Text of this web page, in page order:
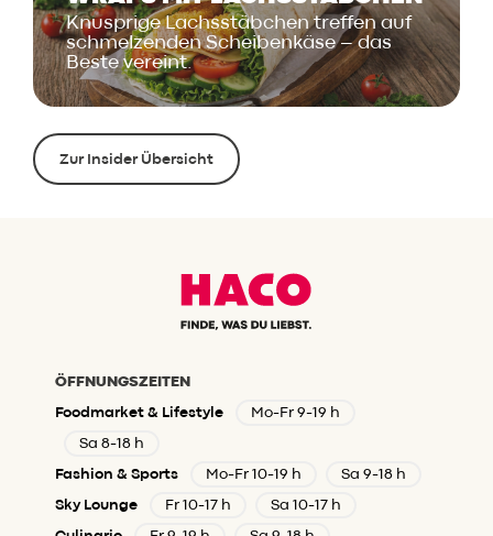
Knusprige Lachsstäbchen treffen auf
schmelzenden Scheibenkäse – das
Beste vereint.
Zur Insider Übersicht
ÖFFNUNGSZEITEN
Foodmarket & Lifestyle Mo-Fr 9-19 h
Sa 8-18 h
Fashion & Sports Mo-Fr 10-19 h Sa 9-18 h
Sky Lounge Fr 10-17 h Sa 10-17 h